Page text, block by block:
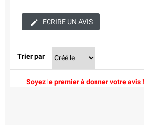
ECRIRE UN AVIS
Trier par
Soyez le premier à donner votre avis !